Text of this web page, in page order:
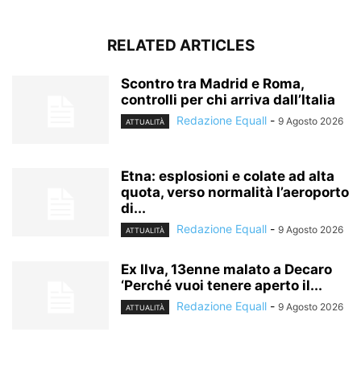
RELATED ARTICLES
Scontro tra Madrid e Roma,
controlli per chi arriva dall’Italia
ATTUALITÀ Redazione Equall - 9 Agosto 2026
Etna: esplosioni e colate ad alta
quota, verso normalità l’aeroporto
di...
ATTUALITÀ Redazione Equall - 9 Agosto 2026
Ex Ilva, 13enne malato a Decaro
‘Perché vuoi tenere aperto il...
ATTUALITÀ Redazione Equall - 9 Agosto 2026